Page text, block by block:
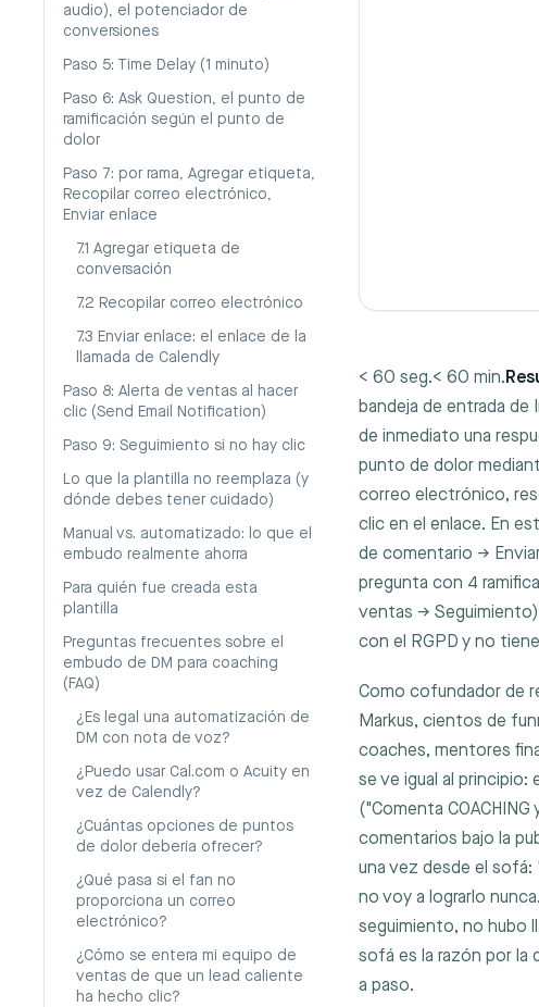
audio), el potenciador de
conversiones
Paso 5: Time Delay (1 minuto)
Paso 6: Ask Question, el punto de
ramificación según el punto de
dolor
Paso 7: por rama, Agregar etiqueta,
Recopilar correo electrónico,
Enviar enlace
7.1 Agregar etiqueta de
conversación
7.2 Recopilar correo electrónico
7.3 Enviar enlace: el enlace de la
llamada de Calendly
Paso 8: Alerta de ventas al hacer
clic (Send Email Notification)
Paso 9: Seguimiento si no hay clic
Lo que la plantilla no reemplaza (y
dónde debes tener cuidado)
Manual vs. automatizado: lo que el
embudo realmente ahorra
Para quién fue creada esta
plantilla
Preguntas frecuentes sobre el
embudo de DM para coaching
(FAQ)
¿Es legal una automatización de
DM con nota de voz?
¿Puedo usar Cal.com o Acuity en
vez de Calendly?
¿Cuántas opciones de puntos
de dolor debería ofrecer?
¿Qué pasa si el fan no
proporciona un correo
electrónico?
¿Cómo se entera mi equipo de
ventas de que un lead caliente
ha hecho clic?
< 60 seg.< 60 min.
bandeja de entrada de
de inmediato una
punto de dolor
correo electrónico,
clic en el enlace. En
de comentario →
pregunta con 4
ventas →
con el RGPD y no
Como cofundador de
Markus, cientos de
coaches, mentores
se ve igual al
("Comenta
comentarios bajo la
una vez desde el
no voy a lograrlo
seguimiento, no hubo
sofá es la razón por la
a paso.